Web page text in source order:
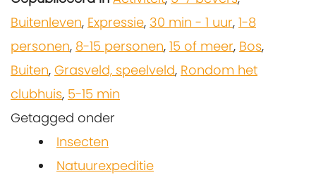
Buitenleven, Expressie, 30 min - 1 uur, 1-8
personen, 8-15 personen, 15 of meer, Bos,
Buiten, Grasveld, speelveld, Rondom het
clubhuis, 5-15 min
Getagged onder
Insecten
Natuurexpeditie